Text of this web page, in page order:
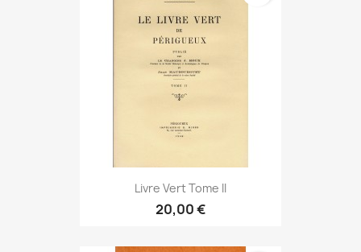
Livre Vert Tome II
20,00 €